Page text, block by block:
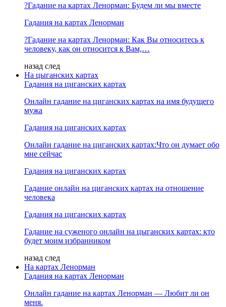
?Гадание на картах Ленорман: Будем ли мы вместе
Гадания на картах Ленорман
?Гадание на картах Ленорман: Как Вы относитесь к
человеку, как он относится к Вам,…
назад след
На цыганских картах
Гадания на циганских картах
Онлайн гадание на циганских картах на имя будущего
мужа
Гадания на циганских картах
Онлайн гадание на циганских картах:Что он думает обо
мне сейчас
Гадания на циганских картах
Гадание онлайн на циганских картах на отношение
человека
Гадания на циганских картах
Гадание на суженого онлайн на цыганских картах: кто
будет моим избранником
назад след
На картах Ленорман
Гадания на картах Ленорман
Онлайн гадание на картах Ленорман — Любит ли он
меня.